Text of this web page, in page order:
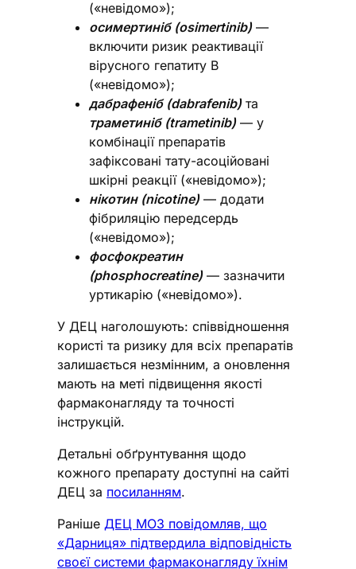
(«невідомо»);
осимертиніб (osimertinib) —
включити ризик реактивації
вірусного гепатиту B
(«невідомо»);
дабрафеніб (dabrafenib) та
траметиніб (trametinib) — у
комбінації препаратів
зафіксовані тату-асоційовані
шкірні реакції («невідомо»);
нікотин (nicotine) — додати
фібриляцію передсердь
(«невідомо»);
фосфокреатин
(phosphocreatine) — зазначити
уртикарію («невідомо»).
У ДЕЦ наголошують: співвідношення
користі та ризику для всіх препаратів
залишається незмінним, а оновлення
мають на меті підвищення якості
фармаконагляду та точності
інструкцій.
Детальні обґрунтування щодо
кожного препарату доступні на сайті
ДЕЦ за посиланням.
Раніше ДЕЦ МОЗ повідомляв, що
«Дарниця» підтвердила відповідність
своєї системи фармаконагляду їхнім